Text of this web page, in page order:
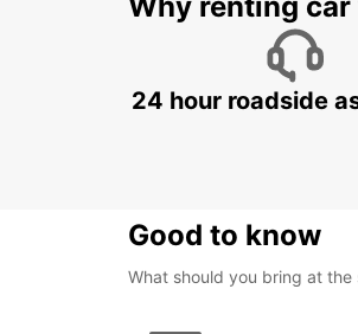
WELLINGTON
Why renting
24 hour roadside
Good to know
What should you bring at the